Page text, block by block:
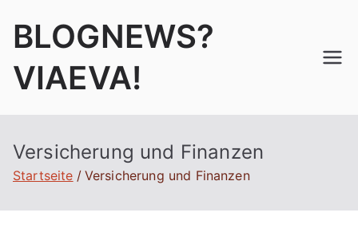
InhaltBLOGNEWS?
VIAEVA!
Versicherung und Finanzen
Startseite Versicherung und Finanzen